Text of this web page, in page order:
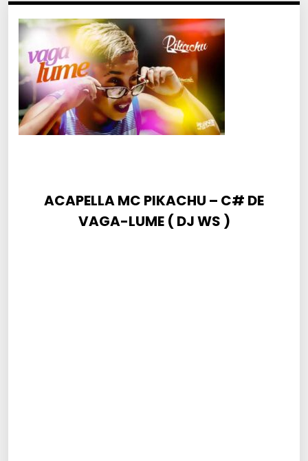
ACAPELLA MC PIKACHU – C# DE
VAGA-LUME ( DJ WS )